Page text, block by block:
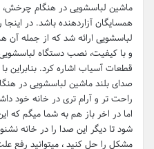
ماشین لباسشویی در هنگام چرخش،
همسایگان آزاردهنده باشد. در
لباسشویی ارائه شد که از جمله آن
و با کیفیت، نصب دستگاه
قطعات آسیاب اشاره کرد. بنابراین
صدای بلند ماشین لباسشویی در
راحت تر و آرام تری در خانه خود
اما در اخر باز هم به شما میگم که
شود تا دیگر این صدا را در خانه
مشکل را حل کنید ، میتوانید رفع